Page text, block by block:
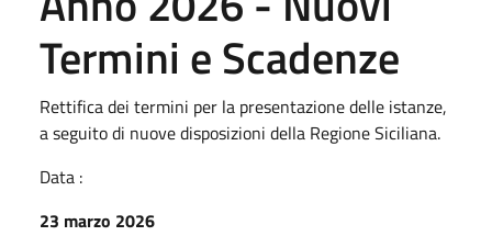
Termini e Scadenze
Rettifica dei termini per la presentazione delle istanze,
a seguito di nuove disposizioni della Regione Siciliana.
Data :
23 marzo 2026